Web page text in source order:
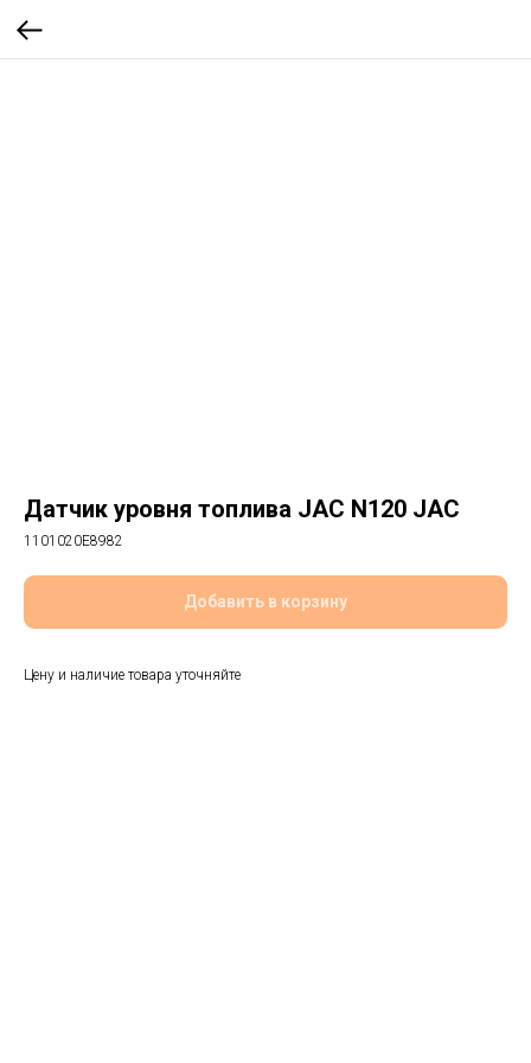
Датчик уровня топлива JAC N120 JAC
1101020E8982
Добавить в корзину
Цену и наличие товара уточняйте